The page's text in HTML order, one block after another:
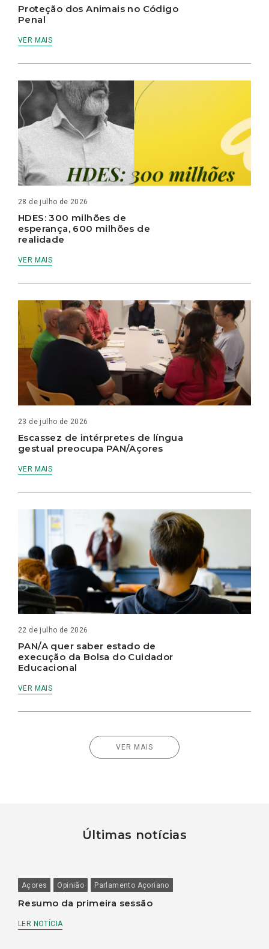
Proteção dos Animais no Código
Penal
VER MAIS
28 de julho de 2026
HDES: 300 milhões de
esperança, 600 milhões de
realidade
VER MAIS
23 de julho de 2026
Escassez de intérpretes de língua
gestual preocupa PAN/Açores
VER MAIS
22 de julho de 2026
PAN/A quer saber estado de
execução da Bolsa do Cuidador
Educacional
VER MAIS
VER MAIS
Últimas notícias
Açores Opinião Parlamento Açoriano
Resumo da primeira sessão
LER NOTÍCIA